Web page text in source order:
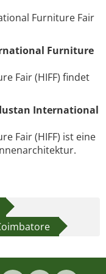
Furniture Fair
Furniture
Fair (HIFF) findet
International
Fair (HIFF) ist eine